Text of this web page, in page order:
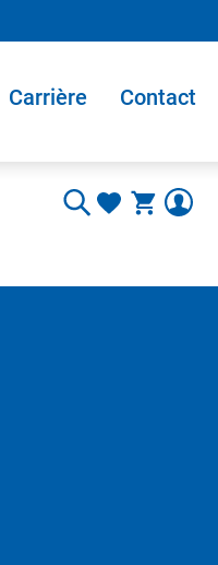
Carrière Contact